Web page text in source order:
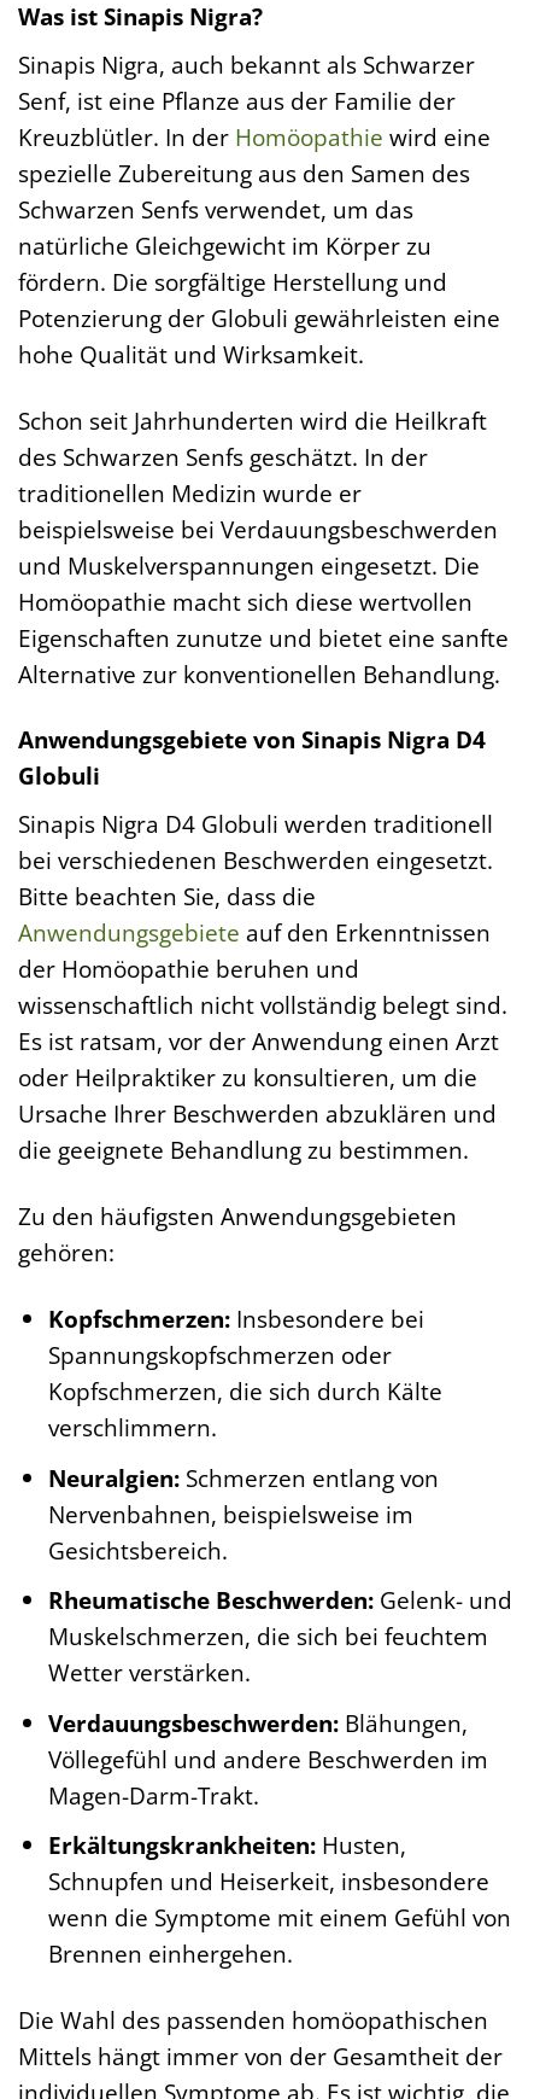
Was ist Sinapis Nigra?
Sinapis Nigra, auch bekannt als Schwarzer
Senf, ist eine Pflanze aus der Familie der
Kreuzblütler. In der Homöopathie wird eine
spezielle Zubereitung aus den Samen des
Schwarzen Senfs verwendet, um das
natürliche Gleichgewicht im Körper zu
fördern. Die sorgfältige Herstellung und
Potenzierung der Globuli gewährleisten eine
hohe Qualität und Wirksamkeit.
Schon seit Jahrhunderten wird die Heilkraft
des Schwarzen Senfs geschätzt. In der
traditionellen Medizin wurde er
beispielsweise bei Verdauungsbeschwerden
und Muskelverspannungen eingesetzt. Die
Homöopathie macht sich diese wertvollen
Eigenschaften zunutze und bietet eine sanfte
Alternative zur konventionellen Behandlung.
Anwendungsgebiete von Sinapis Nigra D4
Globuli
Sinapis Nigra D4 Globuli werden traditionell
bei verschiedenen Beschwerden eingesetzt.
Bitte beachten Sie, dass die
Anwendungsgebiete auf den Erkenntnissen
der Homöopathie beruhen und
wissenschaftlich nicht vollständig belegt sind.
Es ist ratsam, vor der Anwendung einen Arzt
oder Heilpraktiker zu konsultieren, um die
Ursache Ihrer Beschwerden abzuklären und
die geeignete Behandlung zu bestimmen.
Zu den häufigsten Anwendungsgebieten
gehören:
Kopfschmerzen:Insbesondere bei
Spannungskopfschmerzen oder
Kopfschmerzen, die sich durch Kälte
verschlimmern.
Neuralgien:Schmerzen entlang von
Nervenbahnen, beispielsweise im
Gesichtsbereich.
Rheumatische Beschwerden:Gelenk- und
Muskelschmerzen, die sich bei feuchtem
Wetter verstärken.
Verdauungsbeschwerden:Blähungen,
Völlegefühl und andere Beschwerden im
Magen-Darm-Trakt.
Erkältungskrankheiten:Husten,
Schnupfen und Heiserkeit, insbesondere
wenn die Symptome mit einem Gefühl von
Brennen einhergehen.
Die Wahl des passenden homöopathischen
Mittels hängt immer von der Gesamtheit der
individuellen Symptome ab. Es ist wichtig, die